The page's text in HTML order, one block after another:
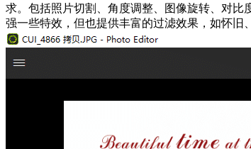
求。包括照片切割、角度调整、图像旋转、对
强一些特效，但也提供丰富的过滤效果，如怀旧